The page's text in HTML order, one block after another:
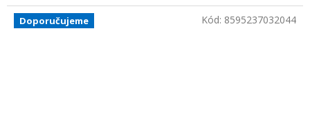
Doporučujeme Kód: 8595237032044